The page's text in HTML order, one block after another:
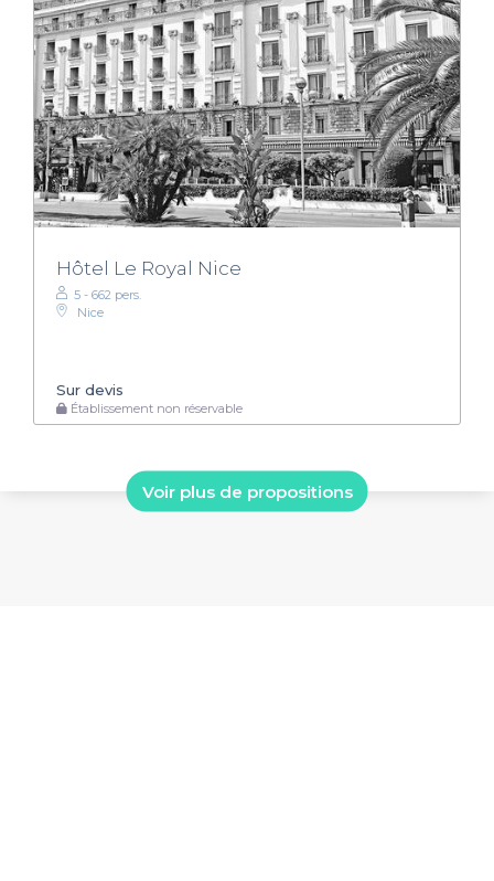
Hôtel Le Royal Nice
5 - 662 pers.
Nice
Sur devis
Établissement non réservable
Voir plus de propositions